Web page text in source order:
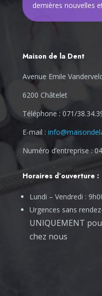
dernières nouvelles
Maison de la Dent
Avenue Emile
6200 Châtelet
Téléphone : 071/
E-mail :
Numéro d’entreprise :
Horaires d’ouverture :
Lundi – Vendredi :
Urgences sans
UNIQUEMENT
chez nous